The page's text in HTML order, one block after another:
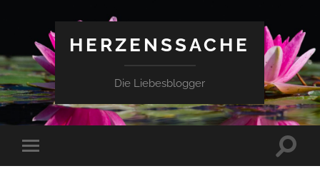
HERZENSSACHE
Die Liebesblogger
Mobile-
Menü